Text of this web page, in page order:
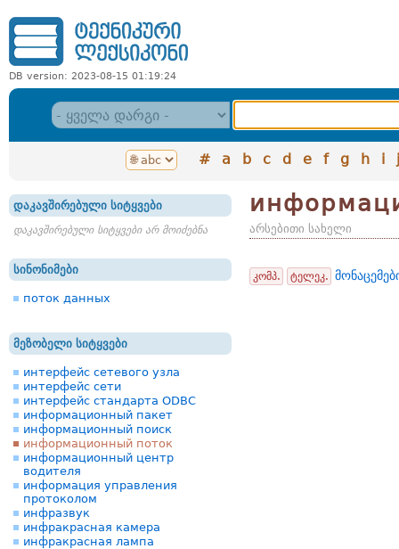
DB version: 2023-08-15 01:19:24
# a b c d e f g h i j
დაკავშირებული სიტყვები
დაკავშირებული სიტყვები არ მოიძებნა
სინონიმები
поток данных
მეზობელი სიტყვები
интерфейс сетевого узла
интерфейс сети
интерфейс стандарта ODBC
информационный пакет
информационный поиск
информационный поток
информационный центр
водителя
информация управления
протоколом
инфразвук
инфракрасная камера
инфракрасная лампа
არსებითი სახელი
კომპ. ტელეკ.